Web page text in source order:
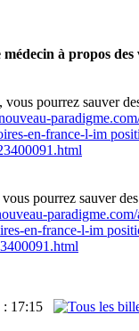
à propos des
pourrez sauver
en-france-l-im
pourrez sauver
en-france-l-im
: 17:15